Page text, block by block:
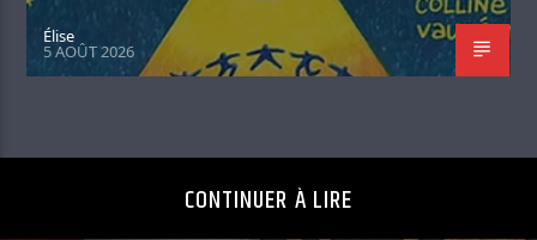
Élise
5 AOÛT 2026
CONTINUER À LIRE